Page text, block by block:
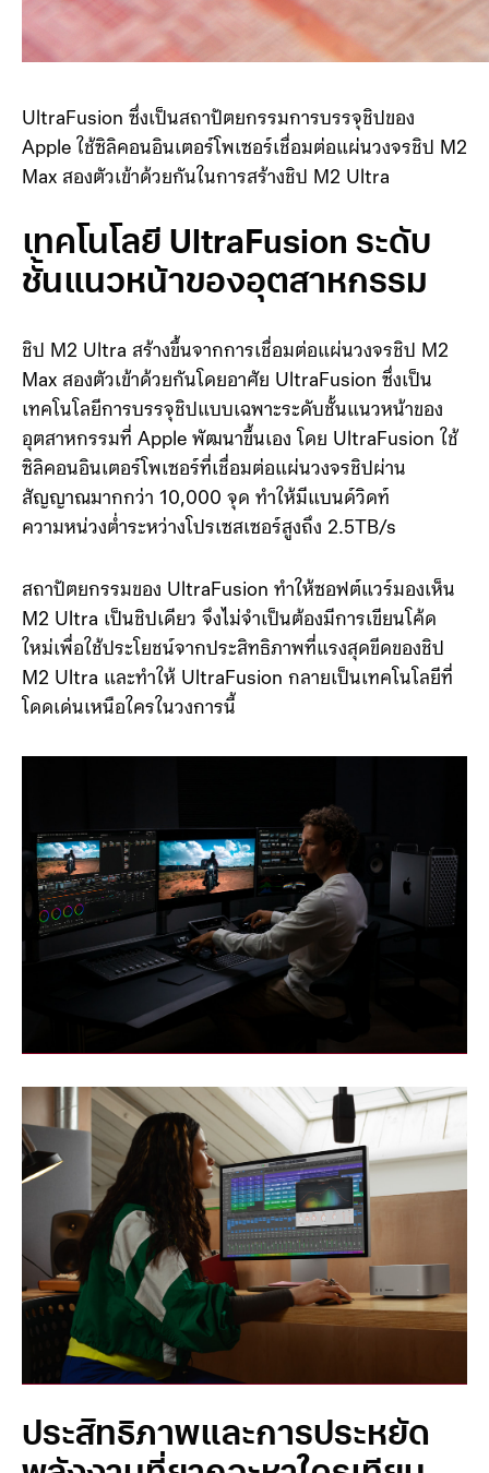
UltraFusion ซึ่งเป็นสถาปัตยกรรมการบรรจุชิปของ
Apple ใช้ซิลิคอนอินเตอร์โพเซอร์เชื่อมต่อแผ่นวงจรชิป M2
Max สองตัวเข้าด้วยกันในการสร้างชิป M2 Ultra
เทคโนโลยี UltraFusion ระดับ
ชั้นแนวหน้าของอุตสาหกรรม
ชิป M2 Ultra สร้างขึ้นจากการเชื่อมต่อแผ่นวงจรชิป M2
Max สองตัวเข้าด้วยกันโดยอาศัย UltraFusion ซึ่งเป็น
เทคโนโลยีการบรรจุชิปแบบเฉพาะระดับชั้นแนวหน้าของ
อุตสาหกรรมที่ Apple พัฒนาขึ้นเอง โดย UltraFusion ใช้
ซิลิคอนอินเตอร์โพเซอร์ที่เชื่อมต่อแผ่นวงจรชิปผ่าน
สัญญาณมากกว่า 10,000 จุด ทำให้มีแบนด์วิดท์
ความหน่วงต่ำระหว่างโปรเซสเซอร์สูงถึง 2.5TB/s
สถาปัตยกรรมของ UltraFusion ทำให้ซอฟต์แวร์มองเห็น
M2 Ultra เป็นชิปเดียว จึงไม่จำเป็นต้องมีการเขียนโค้ด
ใหม่เพื่อใช้ประโยชน์จากประสิทธิภาพที่แรงสุดขีดของชิป
M2 Ultra และทำให้ UltraFusion กลายเป็นเทคโนโลยีที่
โดดเด่นเหนือใครในวงการนี้
ประสิทธิภาพและการประหยัด